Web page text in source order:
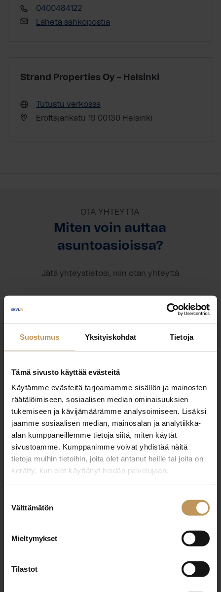
Suostumus Yksityiskohdat Tietoja
Tämä sivusto käyttää evästeitä
Käytämme evästeitä tarjoamamme sisällön ja mainosten
räätälöimiseen, sosiaalisen median ominaisuuksien
tukemiseen ja kävijämäärämme analysoimiseen. Lisäksi
jaamme sosiaalisen median, mainosalan ja analytiikka-
alan kumppaneillemme tietoja siitä, miten käytät
sivustoamme. Kumppanimme voivat yhdistää näitä
tietoja muihin tietoihin, joita olet antanut heille tai joita on
kerätty, kun olet käyttänyt heidän palvelujaan.
valinta
Välttämätön
Mieltymykset
Tilastot
0400484122
Lähetä sähköpostia
Strand Properties Oy – Helsinki
Tutustu verkossa
Erottajankatu 19 00130 Helsinki
OTA YHTEYTTÄ
Miten voin auttaa
asuntoasioissa?
Jätä yhteystietosi, niin otan yhteyttä
0400484122
"*" näyttää pakolliset kentät
Aihe
Sähköposti